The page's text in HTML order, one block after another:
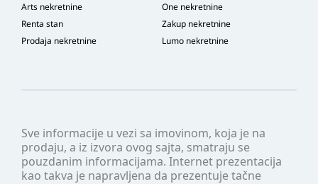
Sve informacije u vezi sa imovinom, koja je na
prodaju, a iz izvora ovog sajta, smatraju se
pouzdanim informacijama. Internet prezentacija
kao takva je napravljena da prezentuje tačne
Arts nekretnine
One nekretnine
Renta stan
Zakup nekretnine
Prodaja nekretnine
Lumo nekretnine